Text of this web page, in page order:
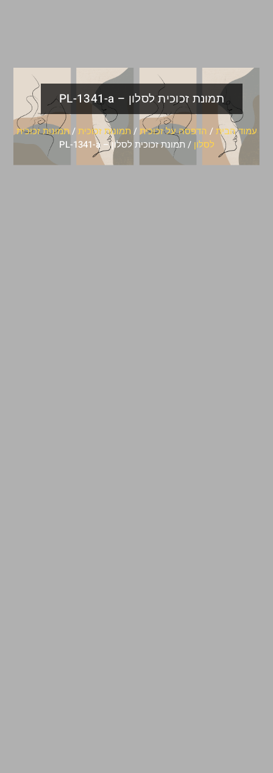
תמונת זכוכית לסלון – PL-1341-a
עמוד הבית/ הדפסה על זכוכית/ תמונות זכוכית/תמונות זכוכית
לסלון / תמונת זכוכית לסלון – PL-1341-a